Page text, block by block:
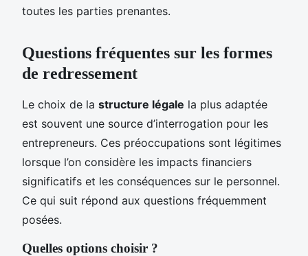
toutes les parties prenantes.
Questions fréquentes sur les formes
de redressement
Le choix de la structure légale la plus adaptée
est souvent une source d’interrogation pour les
entrepreneurs. Ces préoccupations sont légitimes
lorsque l’on considère les impacts financiers
significatifs et les conséquences sur le personnel.
Ce qui suit répond aux questions fréquemment
posées.
Quelles options choisir ?